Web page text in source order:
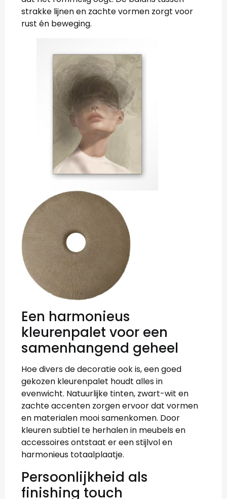
strakke lijnen en zachte vormen zorgt voor
rust én beweging.
Een harmonieus
kleurenpalet voor een
samenhangend geheel
Hoe divers de decoratie ook is, een goed
gekozen kleurenpalet houdt alles in
evenwicht. Natuurlijke tinten, zwart-wit en
zachte accenten zorgen ervoor dat vormen
en materialen mooi samenkomen. Door
kleuren subtiel te herhalen in meubels en
accessoires ontstaat er een stijlvol en
harmonieus totaalplaatje.
Persoonlijkheid als
finishing touch